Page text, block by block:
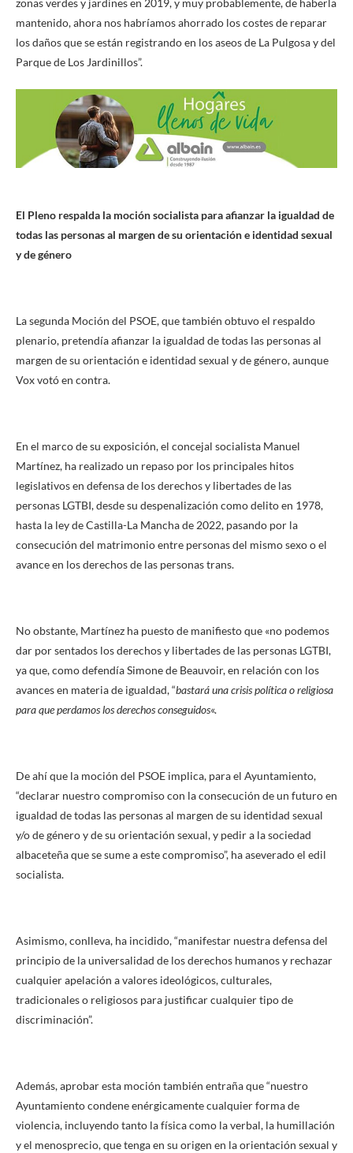
zonas verdes y jardines en 2019, y muy probablemente, de haberla
mantenido, ahora nos habríamos ahorrado los costes de reparar
los daños que se están registrando en los aseos de La Pulgosa y del
Parque de Los Jardinillos”.
El Pleno respalda la moción socialista para afianzar la igualdad de
todas las personas al margen de su orientación e identidad sexual
y de género
La segunda Moción del PSOE, que también obtuvo el respaldo
plenario, pretendía afianzar la igualdad de todas las personas al
margen de su orientación e identidad sexual y de género, aunque
Vox votó en contra.
En el marco de su exposición, el concejal socialista Manuel
Martínez, ha realizado un repaso por los principales hitos
legislativos en defensa de los derechos y libertades de las
personas LGTBI, desde su despenalización como delito en 1978,
hasta la ley de Castilla-La Mancha de 2022, pasando por la
consecución del matrimonio entre personas del mismo sexo o el
avance en los derechos de las personas trans.
No obstante, Martínez ha puesto de manifiesto que «no podemos
dar por sentados los derechos y libertades de las personas LGTBI,
ya que, como defendía Simone de Beauvoir, en relación con los
avances en materia de igualdad, “bastará una crisis política o religiosa
para que perdamos los derechos conseguidos«.
De ahí que la moción del PSOE implica, para el Ayuntamiento,
“declarar nuestro compromiso con la consecución de un futuro en
igualdad de todas las personas al margen de su identidad sexual
y/o de género y de su orientación sexual, y pedir a la sociedad
albaceteña que se sume a este compromiso”, ha aseverado el edil
socialista.
Asimismo, conlleva, ha incidido, “manifestar nuestra defensa del
principio de la universalidad de los derechos humanos y rechazar
cualquier apelación a valores ideológicos, culturales,
tradicionales o religiosos para justificar cualquier tipo de
discriminación”.
Además, aprobar esta moción también entraña que “nuestro
Ayuntamiento condene enérgicamente cualquier forma de
violencia, incluyendo tanto la física como la verbal, la humillación
y el menosprecio, que tenga en su origen en la orientación sexual y